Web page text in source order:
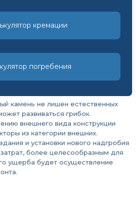
кремации
погребения
камень не лишен естественных
развиваться грибок.
внешнего вида конструкции
из категории внешних.
и установки нового надгробия
более целесообразным для
ущерба будет осуществление